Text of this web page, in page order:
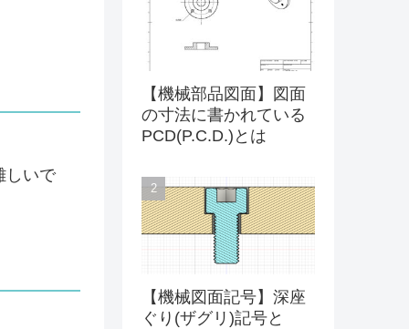
しいで
【機械部品図面】図面
の寸法に書かれている
PCD(P.C.D.)とは
【機械図面記号】深座
ぐり(ザグリ)記号と